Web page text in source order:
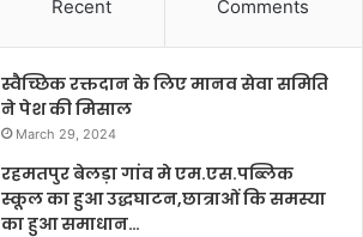
Recent Comments
स्वैच्छिक रक्तदान के लिए मानव सेवा समिति
ने पेश की मिसाल
March 29, 2024
रहमतपुर बेलड़ा गांव मे एम.एस.पब्लिक
स्कूल का हुआ उद्धघाटन,छात्राओं कि समस्या
का हुआ समाधान…